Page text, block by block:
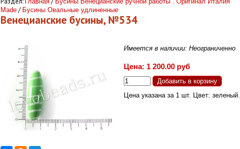
Made / Бусины Овальные удлиненные
Венецианские бусины, №534
Имеется в наличии: Неограниченно
Цена: 1 200.00 руб
Цена указана за 1 шт. Цвет: зеленый.